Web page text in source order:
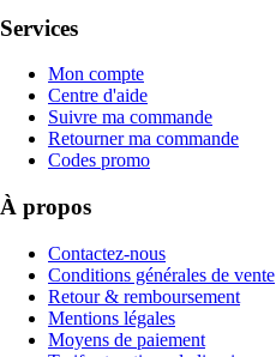
Services
Mon compte
Centre d'aide
Suivre ma commande
Retourner ma commande
Codes promo
À propos
Contactez-nous
Conditions générales de vente
Retour & remboursement
Mentions légales
Moyens de paiement